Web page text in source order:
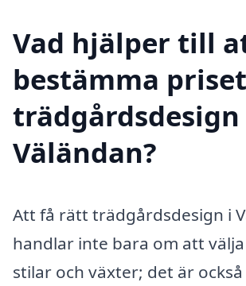
Vad hjälper till
bestämma
trädgårdsdesign
Väländan?
Att få rätt trädgårdsdesign i
handlar inte bara om att
stilar och växter; det är